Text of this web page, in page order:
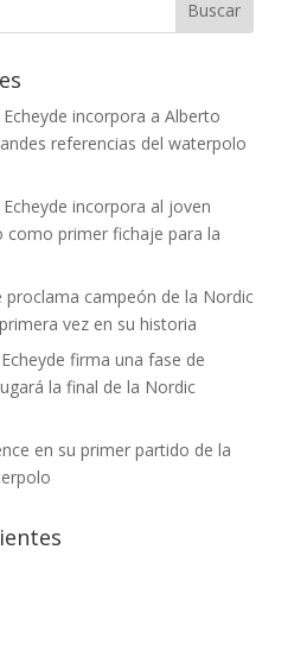
incorpora a Alberto
referencias del waterpolo
incorpora al joven
como primer fichaje para la
proclama campeón de la Nordic
vez en su historia
firma una fase de
la final de la Nordic
en su primer partido de la